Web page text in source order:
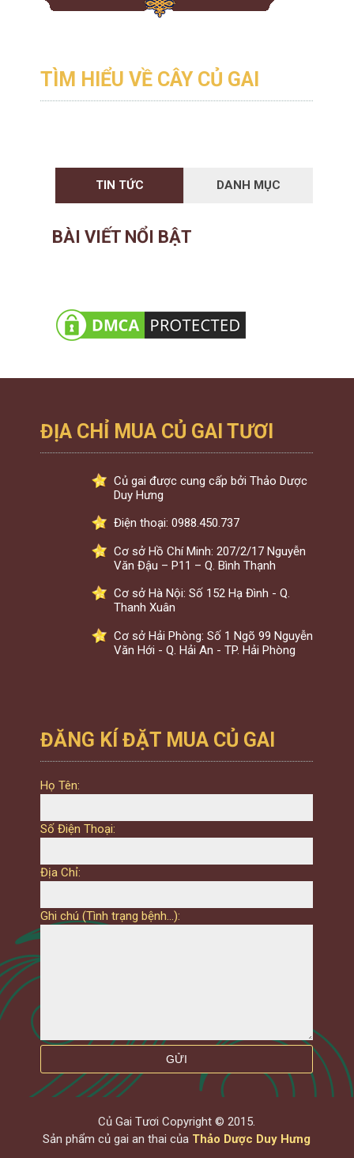
TÌM HIỂU VỀ CÂY CỦ GAI
TIN TỨC DANH MỤC
BÀI VIẾT NỔI BẬT
ĐỊA CHỈ MUA CỦ GAI TƯƠI
Củ gai được cung cấp bởi Thảo Dược
Duy Hưng
Điện thoại: 0988.450.737
Cơ sở Hồ Chí Minh: 207/2/17 Nguyễn
Văn Đậu – P11 – Q. Bình Thạnh
Cơ sở Hà Nội: Số 152 Hạ Đình - Q.
Thanh Xuân
Cơ sở Hải Phòng: Số 1 Ngõ 99 Nguyễn
Văn Hới - Q. Hải An - TP. Hải Phòng
ĐĂNG KÍ ĐẶT MUA CỦ GAI
Họ Tên:
Số Điện Thoại:
Địa Chỉ:
Ghi chú (Tình trạng bệnh...):
Củ Gai Tươi Copyright © 2015.
Sản phẩm củ gai an thai của Thảo Dược Duy Hưng